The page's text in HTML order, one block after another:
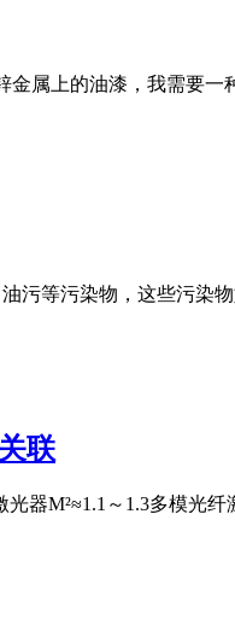
属上的油漆，我需要
污等污染物，这些污染
联
器M²≈1.1～1.3多模光纤